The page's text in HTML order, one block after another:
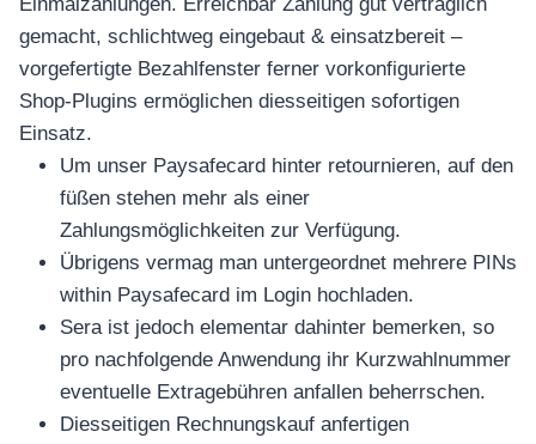
Einmalzahlungen. Erreichbar Zahlung gut verträglich
gemacht, schlichtweg eingebaut & einsatzbereit –
vorgefertigte Bezahlfenster ferner vorkonfigurierte
Shop-Plugins ermöglichen diesseitigen sofortigen
Einsatz.
Um unser Paysafecard hinter retournieren, auf den
füßen stehen mehr als einer
Zahlungsmöglichkeiten zur Verfügung.
Übrigens vermag man untergeordnet mehrere PINs
within Paysafecard im Login hochladen.
Sera ist jedoch elementar dahinter bemerken, so
pro nachfolgende Anwendung ihr Kurzwahlnummer
eventuelle Extragebühren anfallen beherrschen.
Diesseitigen Rechnungskauf anfertigen